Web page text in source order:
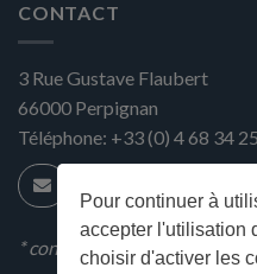
Pour continuer à
accepter l'utilisation
choisir d'activer les
CONTACT
3 Rue Gustave Flaubert
66000 Perpignan
Téléphone: +33 (0) 4 68 34
* condition en magasin